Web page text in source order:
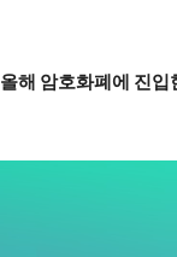
올해 암호화폐에 진